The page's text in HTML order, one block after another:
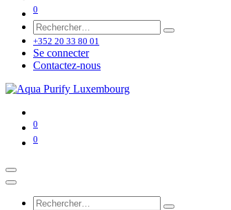
0
+352 20 33 80 01
Se connecter
Contactez-nous
0
0